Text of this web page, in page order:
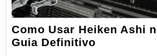
Como Usar Heiken Ashi
Guia Definitivo